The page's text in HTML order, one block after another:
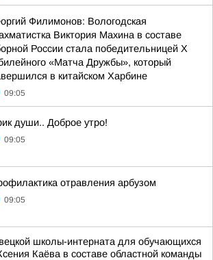
Филимонов: Вологодская
Виктория Махина в составе
России стала победительницей X
«Матча Дружбы», который
в китайском Харбине
09:05
души.. Доброе утро!
09:05
отравления арбузом
09:05
школы-интерната для обучающихся
Каёва в составе областной команды